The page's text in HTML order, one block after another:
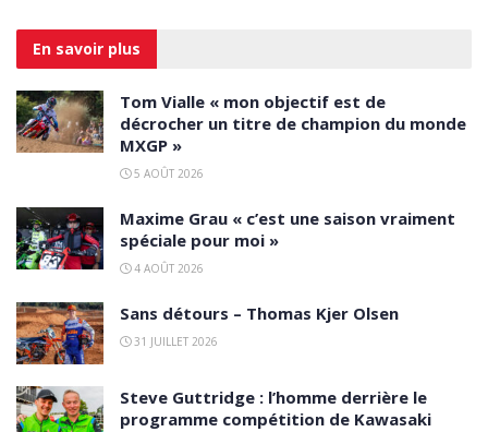
En savoir plus
Tom Vialle « mon objectif est de
décrocher un titre de champion du monde
MXGP »
5 AOÛT 2026
Maxime Grau « c’est une saison vraiment
spéciale pour moi »
4 AOÛT 2026
Sans détours – Thomas Kjer Olsen
31 JUILLET 2026
Steve Guttridge : l’homme derrière le
programme compétition de Kawasaki